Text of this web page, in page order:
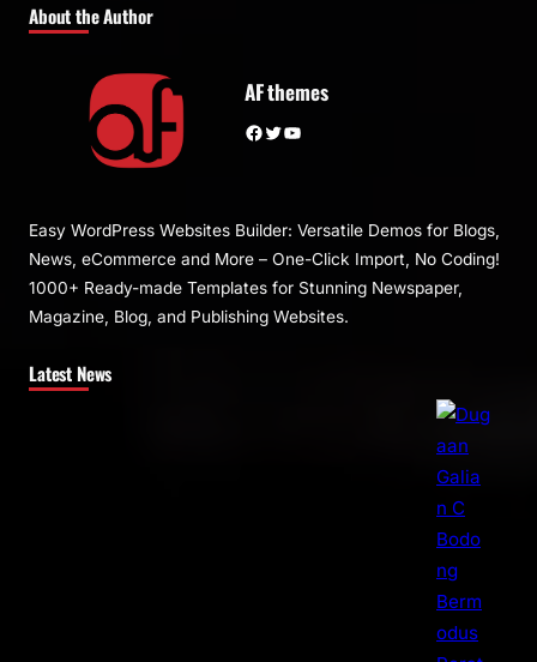
About the Author
AF themes
Facebook Twitter YouTube
Easy WordPress Websites Builder: Versatile Demos for Blogs,
News, eCommerce and More – One-Click Import, No Coding!
1000+ Ready-made Templates for Stunning Newspaper,
Magazine, Blog, and Publishing Websites.
Latest News